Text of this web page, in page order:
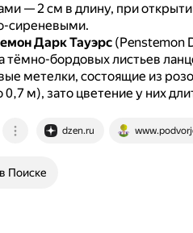
— 2 см в длину, при
сиреневыми.
Дарк Тауэрс(Penstemon
бордовых листьев
метелки, состоящие из
0,7 м), зато цветение у них
dzen.ru
Поиске